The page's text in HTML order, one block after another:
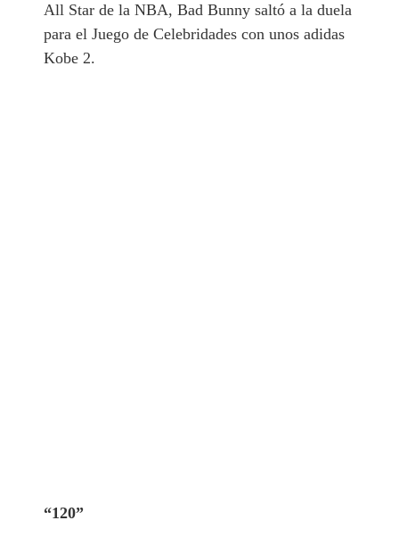
All Star de la NBA, Bad Bunny saltó a la duela
para el Juego de Celebridades con unos adidas
Kobe 2.
“120”